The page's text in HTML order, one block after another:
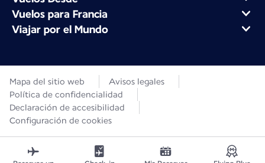
Vuelos para Francia
Viajar por el Mundo
Mapa del sitio web
Avisos legales
Política de confidencialidad
Declaración de accesibilidad
Configuración de cookies